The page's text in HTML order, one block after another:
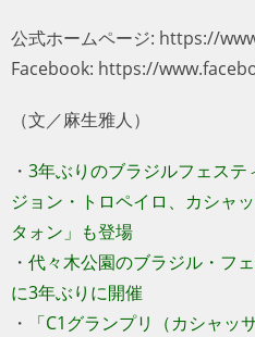
公式ホームページ: https://
Facebook: https://
（文／麻生雅人）
・ 3年ぶりのブラジルフェステ
ジョン・トロペイロ、カシャ
タォン」も登場
・ 代々木公園のブラジル・フ
に3年ぶりに開催
・
「C1グランプリ（カシャッ